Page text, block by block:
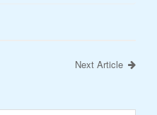
Next Article